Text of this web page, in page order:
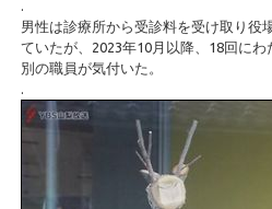
男性は診療所から受診料を受け取り役
ていたが、2023年10月以降、18回に
別の職員が気付いた。